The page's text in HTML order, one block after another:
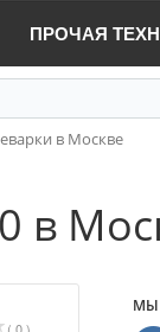
ПРОЧАЯ
в Москве
в
( 0 )
МЫ